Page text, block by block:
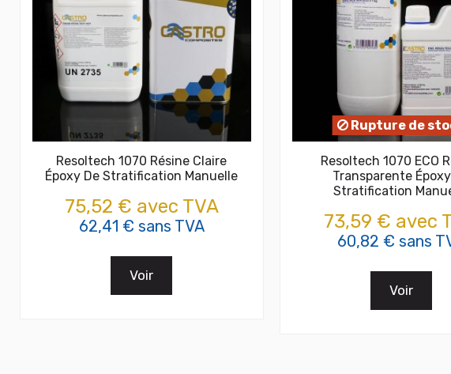
Resoltech 1070 Résine Claire
Époxy De Stratification Manuelle
75,52 € avec TVA
62,41 € sans TVA
Voir
Rupture de
Resoltech 1070 ECO
Transparente
Stratification
73,59 € avec
60,82 € sans
Voir